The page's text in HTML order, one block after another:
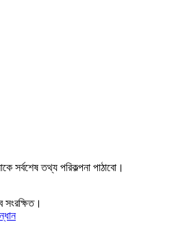
সর্বশেষ তথ্য পরিকল্পনা পাঠাবো।